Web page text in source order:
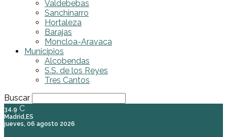
Valdebebas
Sanchinarro
Hortaleza
Barajas
Moncloa-Aravaca
Municipios
Alcobendas
S.S. de los Reyes
Tres Cantos
Buscar
34.9 C
Madrid,ES
jueves, 06 agosto 2026